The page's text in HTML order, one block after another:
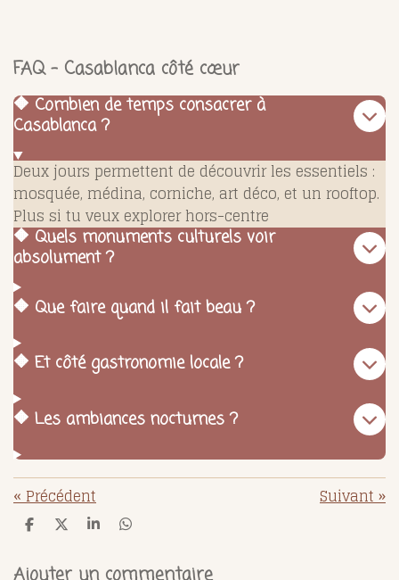
FAQ – Casablanca côté cœur
🔶 Combien de temps consacrer à
Casablanca ?
Deux jours permettent de découvrir les essentiels :
mosquée, médina, corniche, art déco, et un rooftop.
Plus si tu veux explorer hors-centre
🔶 Quels monuments culturels voir
absolument ?
🔶 Que faire quand il fait beau ?
🔶 Et côté gastronomie locale ?
🔶 Les ambiances nocturnes ?
«Précédent Suivant»
P
t
P
t
P
t
P
t